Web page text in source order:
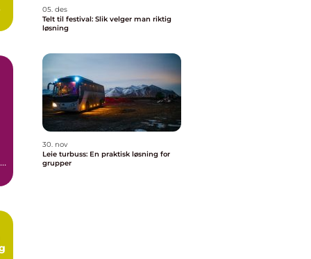
05. des
Telt til festival: Slik velger man riktig
løsning
30. nov
Leie turbuss: En praktisk løsning for
grupper